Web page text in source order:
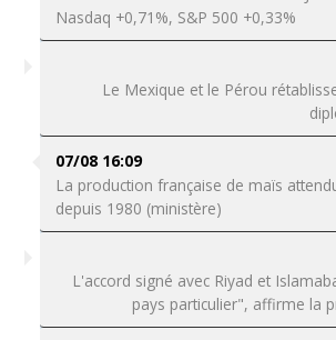
Nasdaq +0,71%, S&P 500 +0,33%
Le Mexique et le Pérou
07/08 16:09
La production française de maïs
depuis 1980 (ministère)
L'accord signé avec Riyad et
pays particulier", affirme la